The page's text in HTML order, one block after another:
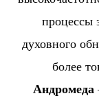
процессы
духовного
более
Андромеда